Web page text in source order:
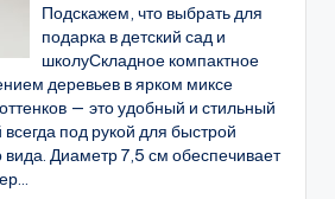
Подскажем, что выбрать для
подарка в детский сад и
школуСкладное компактное
деревьев в ярком миксе
— это удобный и стильный
под рукой для быстрой
вида. Диаметр 7,5 см обеспечивает